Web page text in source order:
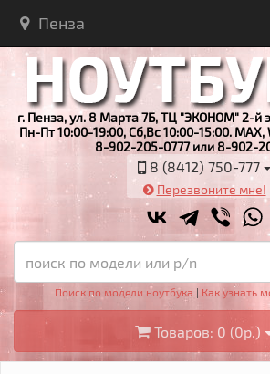
Пенза
г. Пенза, ул. 8 Марта 7Б, ТЦ "ЭКОНОМ" 2-й
Пн-Пт 10:00-19:00, Сб,Вс 10:00-15:00.
8-902-205-0777 или 8-902-
8 (8412) 750-777
Перезвоните мне!
Поиск по модели ноутбука | Как узнать
Товаров: 0 (0р.)